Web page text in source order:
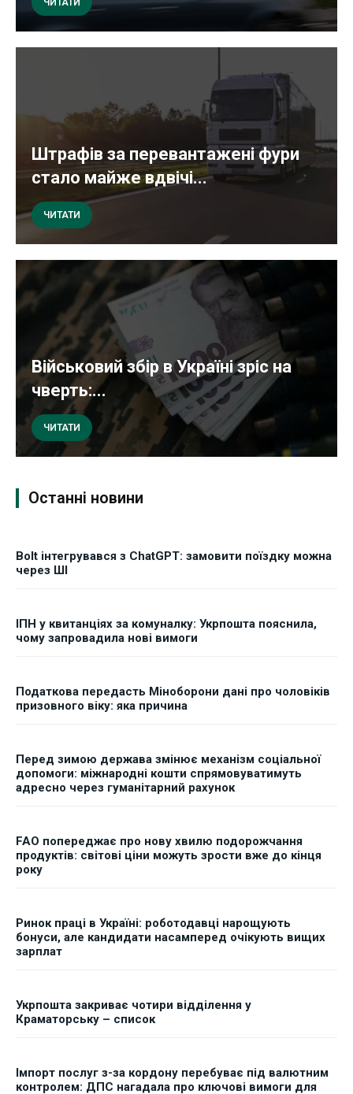
ЧИТАТИ
Штрафів за перевантажені фури
стало майже вдвічі...
ЧИТАТИ
Військовий збір в Україні зріс на
чверть:...
ЧИТАТИ
Останні новини
Bolt інтегрувався з ChatGPT: замовити поїздку можна
через ШІ
ІПН у квитанціях за комуналку: Укрпошта пояснила,
чому запровадила нові вимоги
Податкова передасть Міноборони дані про чоловіків
призовного віку: яка причина
Перед зимою держава змінює механізм соціальної
допомоги: міжнародні кошти спрямовуватимуть
адресно через гуманітарний рахунок
FAO попереджає про нову хвилю подорожчання
продуктів: світові ціни можуть зрости вже до кінця
року
Ринок праці в Україні: роботодавці нарощують
бонуси, але кандидати насамперед очікують вищих
зарплат
Укрпошта закриває чотири відділення у
Краматорську – список
Імпорт послуг з-за кордону перебуває під валютним
контролем: ДПС нагадала про ключові вимоги для